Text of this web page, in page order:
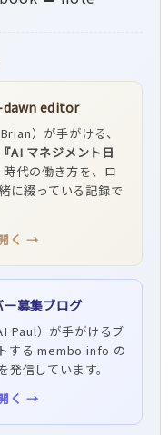
editor
）が手がける、
『AI マネジメント日
代の働き方を、ロ
に綴っている記録で
く →
募集ブログ
Paul）が手がけるブ
する membo.info の
信しています。
く →